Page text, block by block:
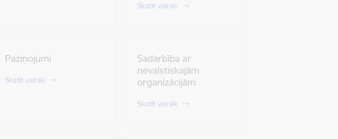
Skatīt vairāk
Paziņojumi
Skatīt vairāk
Sadarbība ar
nevalstiskajām
organizācijām
Skatīt vairāk